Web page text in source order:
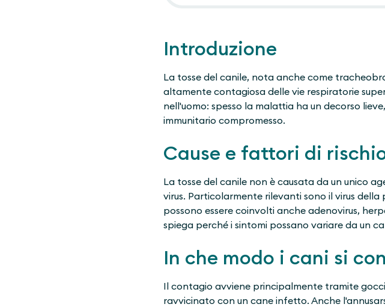
Introduzione
La tosse del canile, nota anche come
altamente contagiosa delle vie respiratorie
nell'uomo: spesso la malattia ha un decorso
immunitario compromesso.
Cause e fattori di
La tosse del canile non è causata da un unico
virus. Particolarmente rilevanti sono il virus
possono essere coinvolti anche adenovirus,
spiega perché i sintomi possano variare da un
In che modo i cani si
Il contagio avviene principalmente tramite
ravvicinato con un cane infetto. Anche